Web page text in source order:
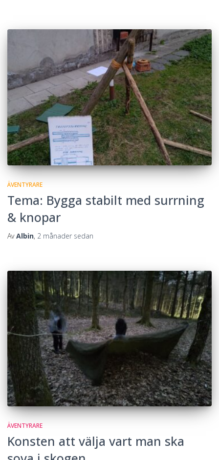
ÄVENTYRARE
Tema: Bygga stabilt med surrning
& knopar
AvAlbin, 2 månader sedan
ÄVENTYRARE
Konsten att välja vart man ska